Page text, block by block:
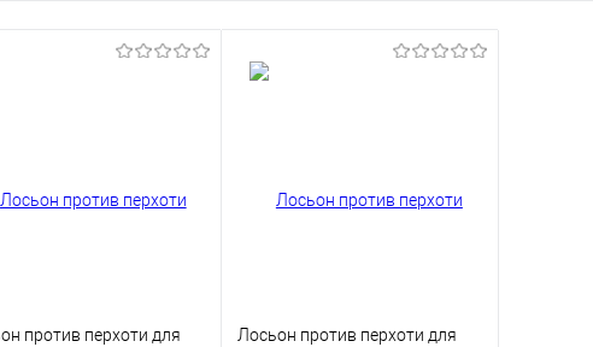
против перхоти для
Лосьон против перхоти для